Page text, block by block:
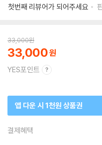
첫번째 리뷰어가 되어주세요
33,000원
33,000
YES포인트
앱 다운 시 1천원 상품권
결제혜택